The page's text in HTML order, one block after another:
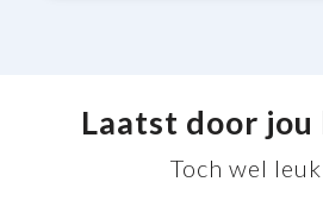
Laatst door jou
Toch wel